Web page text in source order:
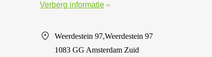
Verberg informatie
Weerdestein 97,Weerdestein 97
1083 GG Amsterdam Zuid